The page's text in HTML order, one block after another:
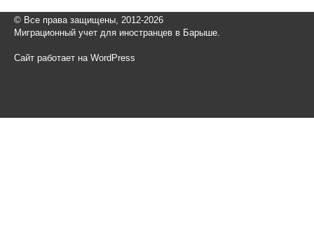
© Все права защищены, 2012-2026
Миграционный учет для иностранцев в Барыше.
Сайт работает на WordPress